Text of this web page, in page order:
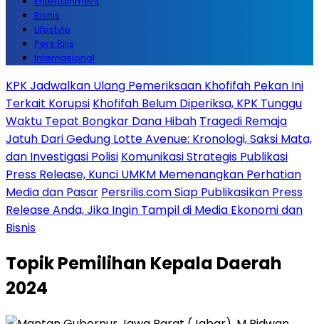
Bisnis
Lifestyle
Pers Rilis
Internasional
KPK Jadwalkan Ulang Pemeriksaan Khofifah Pekan Ini
Terkait Korupsi Khofifah Belum Diperiksa, KPK Tunggu
Waktu Tepat Bongkar Dana Hibah Tragedi Remaja
Jatuh Dari Gedung Lotte Avenue: Kronologi, Saksi Mata,
dan Investigasi Polisi Komunikasi Strategis Publikasi
Press Release, Kunci UMKM Memenangkan Perhatian
Media dan Pasar Persrilis.com Siap Publikasikan Press
Release Anda, Jika Ingin Tampil di Media Ekonomi dan
Bisnis
TopikPemilihan Kepala Daerah
2024